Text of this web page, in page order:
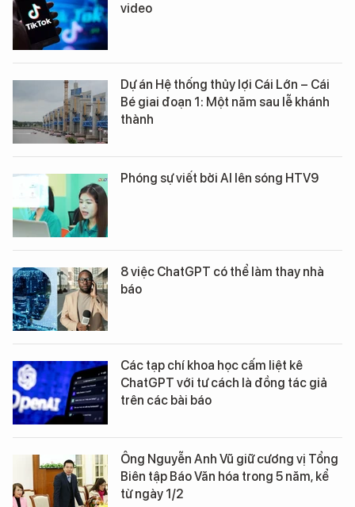
video
Dự án Hệ thống thủy lợi Cái Lớn – Cái
Bé giai đoạn 1: Một năm sau lễ khánh
thành
Phóng sự viết bởi AI lên sóng HTV9
8 việc ChatGPT có thể làm thay nhà
báo
Các tạp chí khoa học cấm liệt kê
ChatGPT với tư cách là đồng tác giả
trên các bài báo
Ông Nguyễn Anh Vũ giữ cương vị Tổng
Biên tập Báo Văn hóa trong 5 năm, kể
từ ngày 1/2